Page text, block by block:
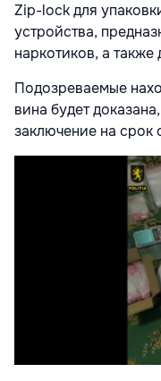
Zip-lock для
устройства,
наркотиков, а
Подозреваемые
вина будет
заключение на срок